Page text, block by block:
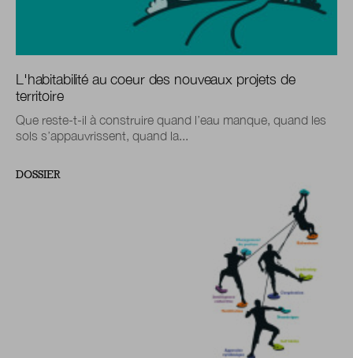
L'habitabilité au coeur des nouveaux projets de
territoire
Que reste-t-il à construire quand l’eau manque, quand les
sols s’appauvrissent, quand la...
DOSSIER